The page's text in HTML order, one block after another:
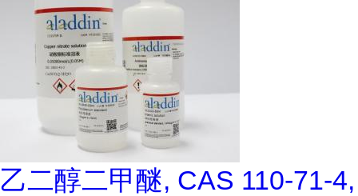
乙二醇二甲醚, CAS 110-71-4,